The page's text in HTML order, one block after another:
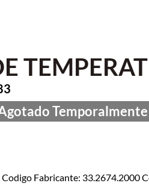
Fabricante: 33.2674.2000